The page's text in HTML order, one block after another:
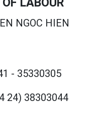
NGOC HIEN
- 35330305
24) 38303044